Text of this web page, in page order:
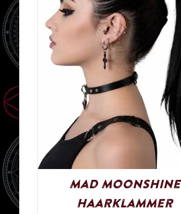
Mad Moonshine
Haarklammer